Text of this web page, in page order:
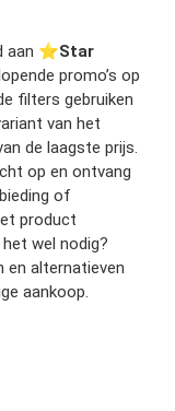
aan ⭐️Star
promo’s op
filters gebruiken
van het
de laagste prijs.
op en ontvang
of
product
wel nodig?
en alternatieven
aankoop.